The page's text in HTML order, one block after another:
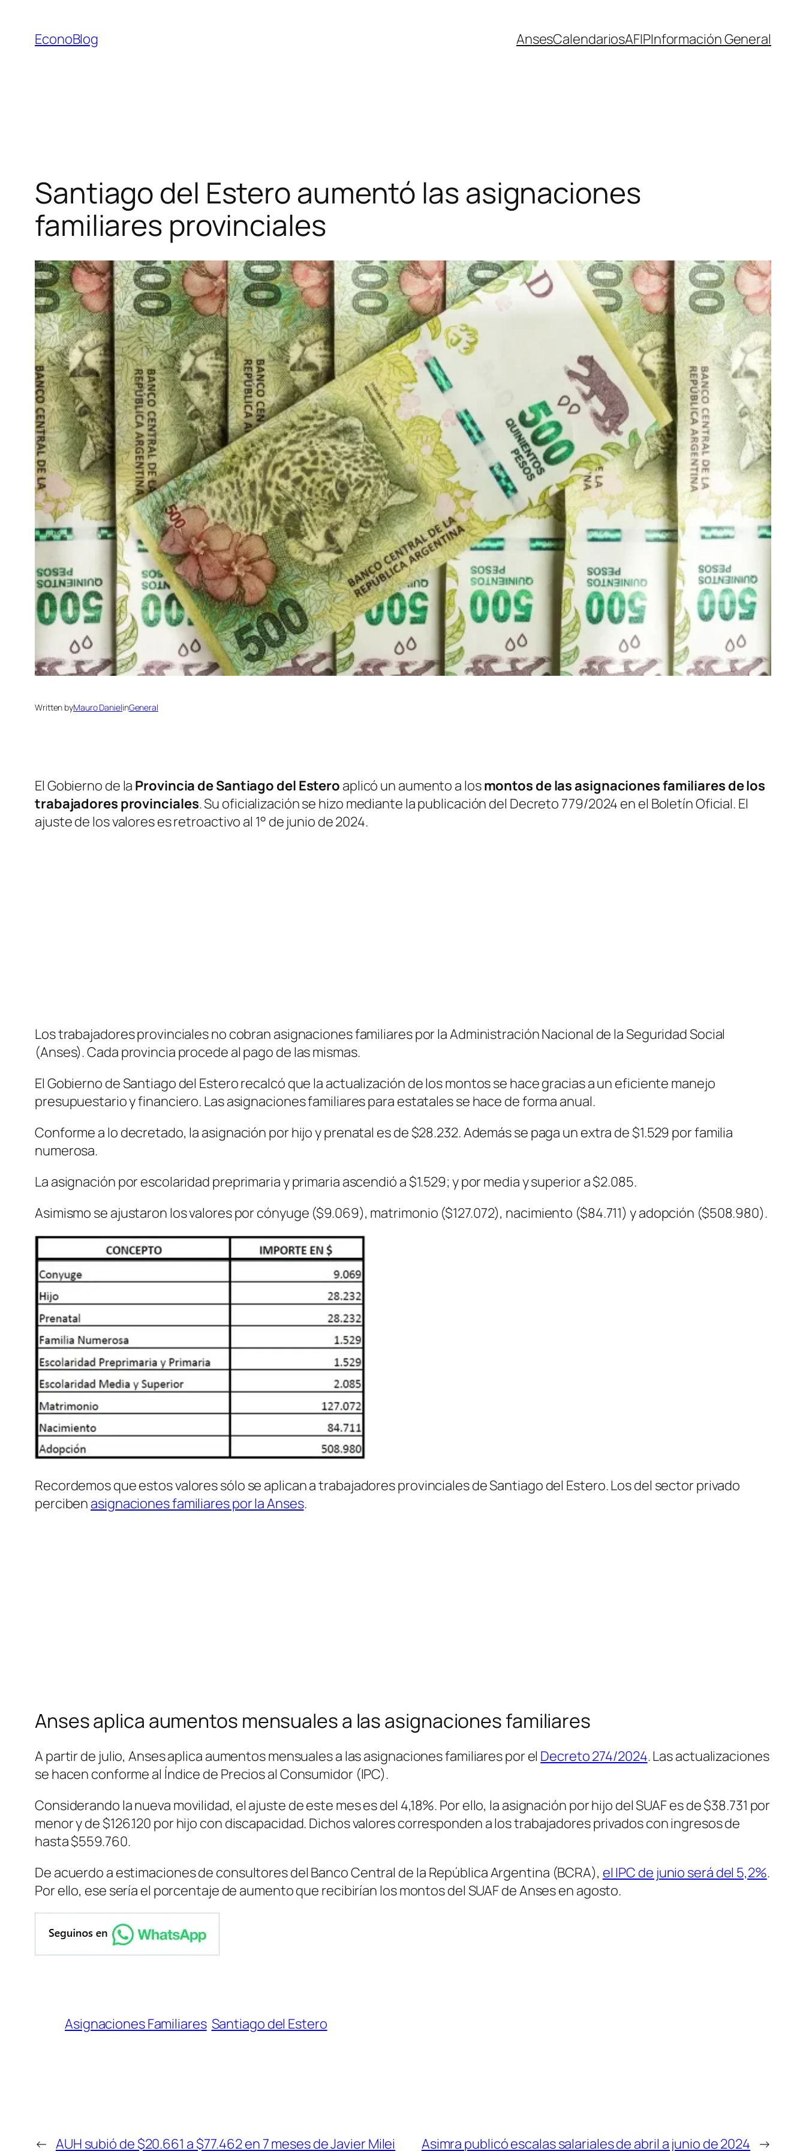
contenido
EconoBlog AnsesCalendariosAFIPInformación General
Santiago del Estero aumentó las asignaciones
familiares provinciales
Written byMauro DanielinGeneral
El Gobierno de la Provincia de Santiago del Estero aplicó un aumento a losmontos de las asignaciones familiares de los
trabajadores provinciales. Su oficialización se hizo mediante la publicación del Decreto 779/2024 en el Boletín Oficial. El
ajuste de los valores es retroactivo al 1° de junio de 2024.
Los trabajadores provinciales no cobran asignaciones familiares por la Administración Nacional de la Seguridad Social
(Anses). Cada provincia procede al pago de las mismas.
El Gobierno de Santiago del Estero recalcó que la actualización de los montos se hace gracias a un eficiente manejo
presupuestario y financiero. Las asignaciones familiares para estatales se hace de forma anual.
Conforme a lo decretado, la asignación por hijo y prenatal es de $28.232. Además se paga un extra de $1.529 por familia
numerosa.
La asignación por escolaridad preprimaria y primaria ascendió a $1.529; y por media y superior a $2.085.
Asimismo se ajustaron los valores por cónyuge ($9.069), matrimonio ($127.072), nacimiento ($84.711) y adopción ($508.980).
Recordemos que estos valores sólo se aplican a trabajadores provinciales de Santiago del Estero. Los del sector privado
perciben asignaciones familiares por la Anses.
Anses aplica aumentos mensuales a las asignaciones familiares
A partir de julio, Anses aplica aumentos mensuales a las asignaciones familiares por el Decreto 274/2024. Las actualizaciones
se hacen conforme al Índice de Precios al Consumidor (IPC).
Considerando la nueva movilidad, el ajuste de este mes es del 4,18%. Por ello, la asignación por hijo del SUAF es de $38.731 por
menor y de $126.120 por hijo con discapacidad. Dichos valores corresponden a los trabajadores privados con ingresos de
hasta $559.760.
De acuerdo a estimaciones de consultores del Banco Central de la República Argentina (BCRA), el IPC de junio será del 5,2%.
Por ello, ese sería el porcentaje de aumento que recibirían los montos del SUAF de Anses en agosto.
Asignaciones Familiares Santiago del Estero
← AUH subió de $20.661 a $77.462 en 7 meses de Javier Milei Asimra publicó escalas salariales de abril a junio de 2024 →